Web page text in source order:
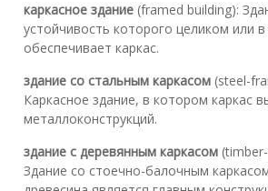
каркасное здание (framed building):
устойчивость которого целиком или
обеспечивает каркас.
здание со стальным каркасом (steel-
Каркасное здание, в котором каркас
металлоконструкций.
здание с деревянным каркасом
Здание со стоечно-балочным